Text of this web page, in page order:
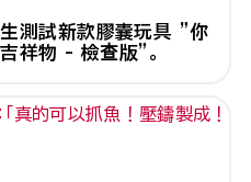
測試新款膠囊玩具 "你
祥物 - 檢查版"。